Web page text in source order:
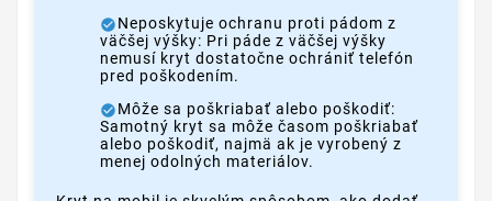
Neposkytuje ochranu proti pádom z
väčšej výšky: Pri páde z väčšej výšky
nemusí kryt dostatočne ochrániť telefón
pred poškodením.
Môže sa poškriabať alebo poškodiť:
Samotný kryt sa môže časom poškriabať
alebo poškodiť, najmä ak je vyrobený z
menej odolných materiálov.